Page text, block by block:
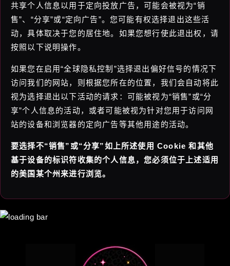
共享个人信息以用于定向投放广告，可能会被视为“销
售”、“分享”或“定向广告”。您可能有权选择退出这些活
动，具体取决于您的居住地。如果您想行使此退出权，请
按照以下说明操作。
如果您在启用“全球隐私控制”选择退出偏好信号的情况下
访问我们的网站，则根据您所在的位置，我们会自动将此
视为选择退出以下活动的请求：可能被视为“销售”或“分
享”个人信息的活动，或者可能被视为针对您用于访问网
站的设备和浏览器的定向广告等其他用途的活动。
要选择不“销售”或“分享”如上所述使用 Cookie 和其他
基于设备的标识符收集的个人信息，您必须位于上述适用
的美国某个州来进行浏览。